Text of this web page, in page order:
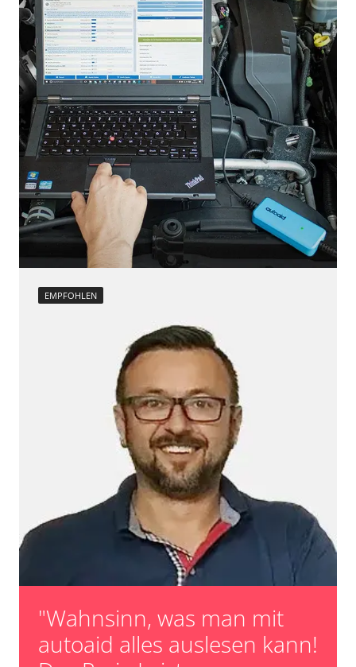
EMPFOHLEN
"Wahnsinn, was man mit
autoaid alles auslesen kann!